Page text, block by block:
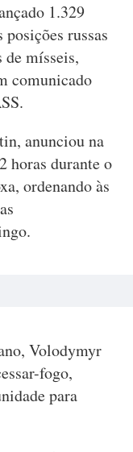
1.329
russas
de mísseis,
comunicado
anunciou na
horas durante o
ordenando às
Volodymyr
fogo,
para